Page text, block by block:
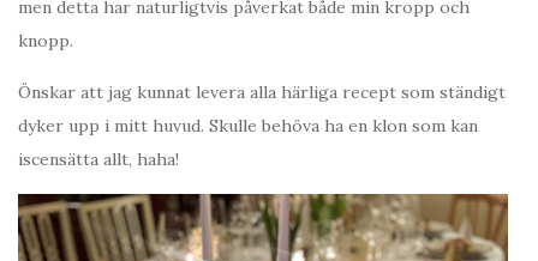
men detta har naturligtvis påverkat både min kropp och
knopp.
Önskar att jag kunnat levera alla härliga recept som ständigt
dyker upp i mitt huvud. Skulle behöva ha en klon som kan
iscensätta allt, haha!